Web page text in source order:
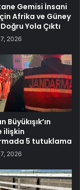
Gemisi İnsani
Afrika ve Güney
Yola Çıktı
2026
Büyükışık’ın
ilişkin
5 tutuklama
2026